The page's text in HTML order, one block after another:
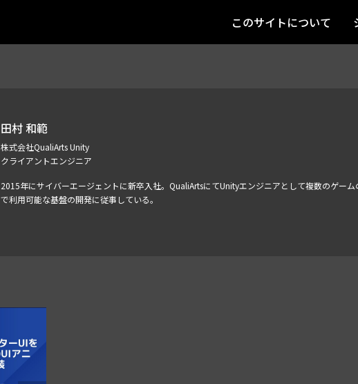
このサイトについて
田村 和範
株式会社QualiArts Unity
クライアントエンジニア
2015年にサイバーエージェントに新卒入社。QualiArtsにてUnityエンジニアとして複数のゲー
で利用可能な基盤の開発に従事している。